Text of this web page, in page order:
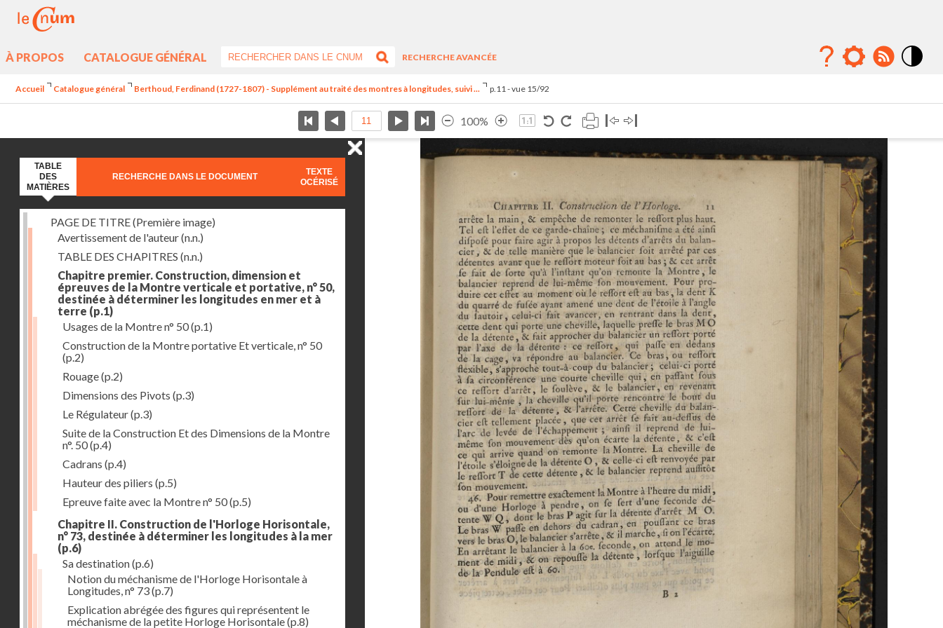
À PROPOS CATALOGUE GÉNÉRAL
RECHERCHE AVANCÉE
Accueil Catalogue général Berthoud, Ferdinand (1727-1807) - Supplément au traité des montres à longitudes, suivi ... p.11 - vue 15/92
100%
TABLE
DES
MATIÈRES
RECHERCHE DANS LE DOCUMENT
TEXTE
OCÉRISÉ
PAGE DE TITRE (Première image)
Avertissement de l'auteur(n.n.)
TABLE DES CHAPITRES (n.n.)
Chapitre premier. Construction, dimension et
épreuves de la Montre verticale et portative, n° 50,
destinée à déterminer les longitudes en mer et à
terre (p.1)
Usages de la Montre n° 50(p.1)
Construction de la Montre portative Et verticale, n° 50
(p.2)
Rouage(p.2)
Dimensions des Pivots (p.3)
Le Régulateur(p.3)
Suite de la Construction Et des Dimensions de la Montre
n°. 50(p.4)
Cadrans (p.4)
Hauteur des piliers (p.5)
Epreuve faite avec la Montre n° 50(p.5)
Chapitre II. Construction de l'Horloge Horisontale,
n° 73, destinée à déterminer les longitudes à la mer
(p.6)
Sa destination(p.6)
Notion du méchanisme de l'Horloge Horisontale à
Longitudes, n° 73(p.7)
Explication abrégée des figures qui représentent le
méchanisme de la petite Horloge Horisontale(p.8)